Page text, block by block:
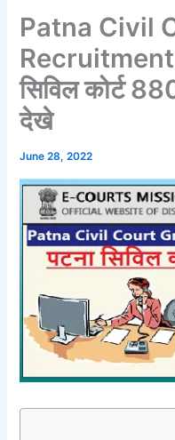
Patna Civil
Recruitment
सिविल कोर्ट
देखे
June 28, 2022